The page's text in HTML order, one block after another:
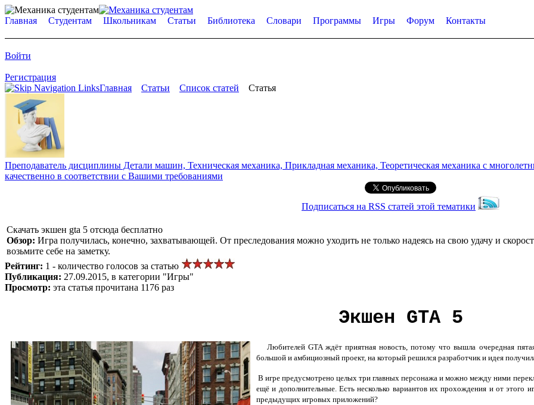
Главная Студентам Школьникам Статьи Библиотека Словари Программы Игры Форум Контакты
Войти
Регистрация
Главная
Статьи Список статей Статья
Преподаватель дисциплины Детали машин, Техническая механика, Прикладная механика, Теоретическая механика с
качественно в соответствии с Вашими требованиями
Подписаться на RSS статей этой тематики
Скачать экшен gta 5 отсюда бесплатно
Обзор: Игра получилась, конечно, захватывающей. От преследования можно уходить не только надеясь на свою удачу и
возьмите себе на заметку.
Рейтинг: 1 - количество голосов за статью
Публикация: 27.09.2015, в категории "Игры"
Просмотр: эта статья прочитана 1176 раз
Экшен GTA 5
Любителей GTA ждёт приятная новость, потому что вышла очередная
большой и амбициозный проект, на который решился разработчик и идея
В игре предусмотрено целых три главных персонажа и можно между ними
ещё и дополнительные. Есть несколько вариантов их прохождения и от этого
предыдущих игровых приложений?